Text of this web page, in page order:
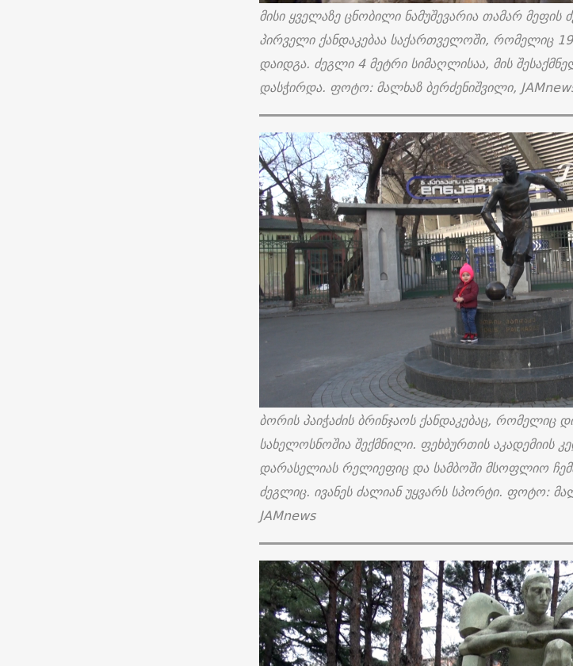
მისი ყველაზე ცნობილი ნამუშევარია თამარ მეფის
პირველი ქანდაკებაა საქართველოში, რომელიც
დაიდგა. ძეგლი 4 მეტრი სიმაღლისაა, მის
დასჭირდა. ფოტო: მალხაზ ბერძენიშვილი,
ბორის პაიჭაძის ბრინჯაოს ქანდაკებაც, რომელიც
სახელოსნოშია შექმნილი. ფეხბურთის აკადემიის
დარასელიას რელიეფიც და სამბოში მსოფლიო
ძეგლიც. ივანეს ძალიან უყვარს სპორტი. ფოტო:
JAMnews